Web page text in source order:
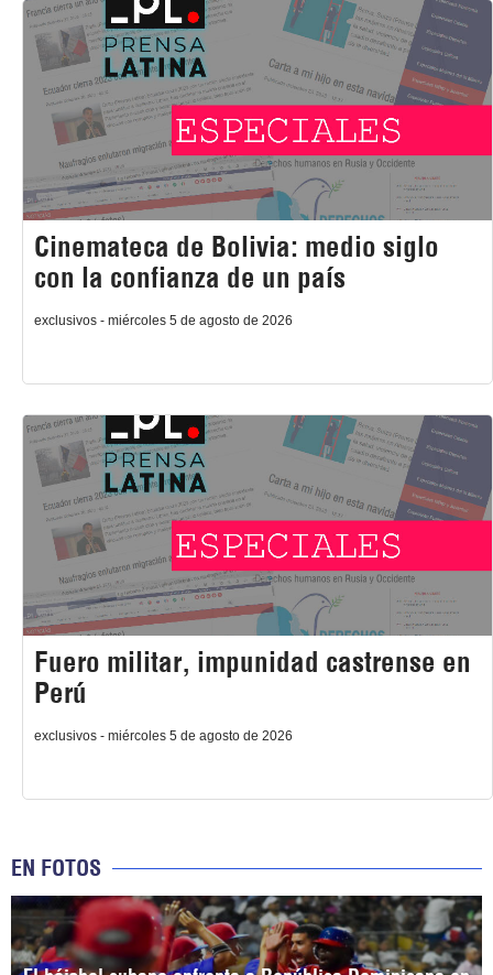
Cinemateca de Bolivia: medio siglo
con la confianza de un país
exclusivos - miércoles 5 de agosto de 2026
Fuero militar, impunidad castrense en
Perú
exclusivos - miércoles 5 de agosto de 2026
EN FOTOS